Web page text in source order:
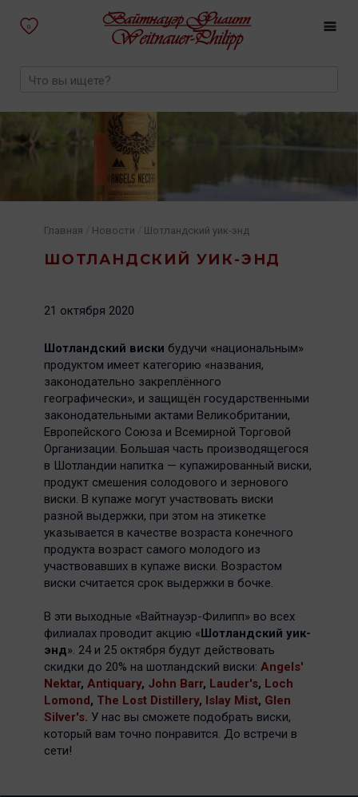
0
ШОТЛАНДСКИЙ УИК-ЭНД
Главная Новости Шотландский уик-энд
21 октября 2020
Шотландский виски будучи «национальным»
продуктом имеет категорию «названия,
законодательно закреплённого
географически», и защищён государственными
законодательными актами Великобритании,
Европейского Союза и Всемирной Торговой
Организации. Большая часть производящегося
в Шотландии напитка — купажированный виски,
продукт смешения солодового и зернового
виски. В купаже могут участвовать виски
разной выдержки, при этом на этикетке
указывается в качестве возраста конечного
продукта возраст самого молодого из
участвовавших в купаже виски. Возрастом
виски считается срок выдержки в бочке.
В эти выходные «Вайтнауэр-Филипп» во всех
филиалах проводит акцию «Шотландский уик-
энд». 24 и 25 октября будут действовать
скидки до 20% на шотландский виски: Angels'
Nektar, Antiquary, John Barr, Lauder's, Loch
Lomond, The Lost Distillery, Islay Mist, Glen
Silver's. У нас вы сможете подобрать виски,
который вам точно понравится. До встречи в
сети!